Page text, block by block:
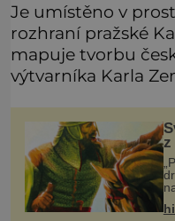
Je umístěno v
rozhraní pražské
mapuje tvorbu
výtvarníka Karla
z